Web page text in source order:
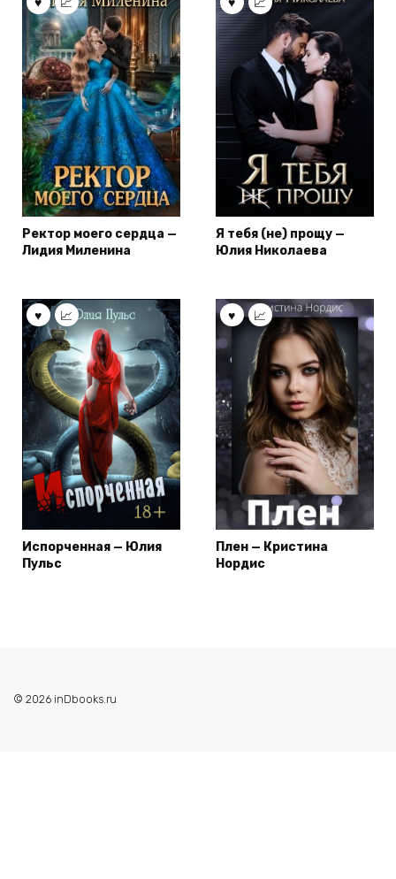
Ректор моего сердца —
Лидия Миленина
Я тебя (не) прощу —
Юлия Николаева
Испорченная — Юлия
Пульс
Плен — Кристина
Нордис
© 2026 inDbooks.ru